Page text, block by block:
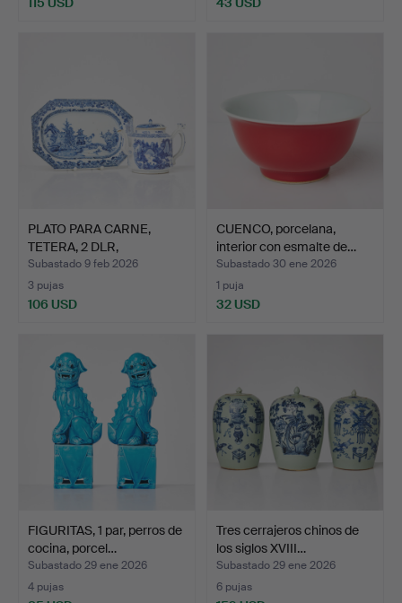
PLATO PARA CARNE,
TETERA, 2 DLR,
porcelana…
Subastado 9 feb 2026
3 pujas
106 USD
CUENCO, porcelana,
interior con esmalte de…
Subastado 30 ene 2026
1 puja
32 USD
FIGURITAS, 1 par, perros de
cocina, porcel…
Subastado 29 ene 2026
4 pujas
Tres cerrajeros chinos de
los siglos XVIII…
Subastado 29 ene 2026
6 pujas